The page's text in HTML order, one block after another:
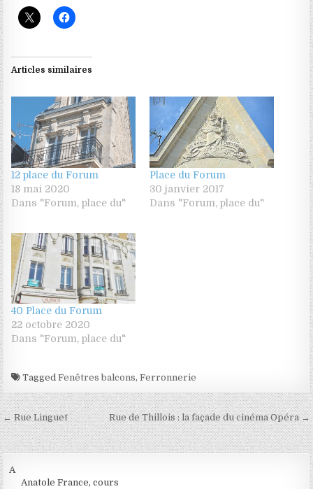
Articles similaires
12 place du Forum
18 mai 2020
Dans "Forum, place du"
Place du Forum
30 janvier 2017
Dans "Forum, place du"
40 Place du Forum
22 octobre 2020
Dans "Forum, place du"
TaggedFenêtres balcons,Ferronnerie
Navigation de l’articleRue de Thillois : la façade du cinéma Opéra →
← Rue Linguet
A
Anatole France, cours